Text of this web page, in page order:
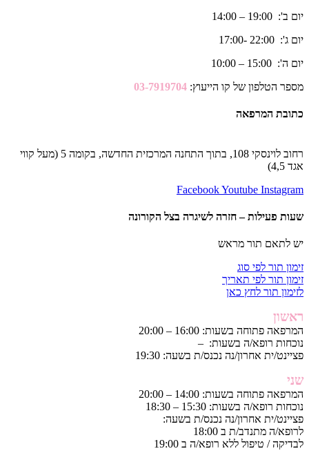
יום ב': 19:00 – 14:00
יום ג': 22:00 -17:00
יום ה': 15:00 – 10:00
מספר הטלפון של קו הייעוץ: 03-7919704
כתובת המרפאה
רחוב לוינסקי 108, בתוך התחנה המרכזית החדשה, בקומה 5 (מעל קווי
אגד 4,5)
FacebookYoutube Instagram
שעות פעילות – חזרה לשיגרה בצל הקורונה
יש לתאם תור מראש
זימון תור לפי סוג
זימון תור לפי תאריך
לזימון תור לחץ כאן
ראשון
המרפאה פתוחה בשעות: 16:00 – 20:00
נוכחות רופא/ה בשעות: –
פציינט/ית אחרון/נה נכנס/ת בשעה: 19:30
שני
המרפאה פתוחה בשעות: 14:00 – 20:00
נוכחות רופא/ה בשעות: 15:30 – 18:30
פציינט/ית אחרון/נה נכנס/ת בשעה:
לרופא/ה מתנדב/ת ב 18:00
לבדיקה / טיפול ללא רופא/ה ב 19:00